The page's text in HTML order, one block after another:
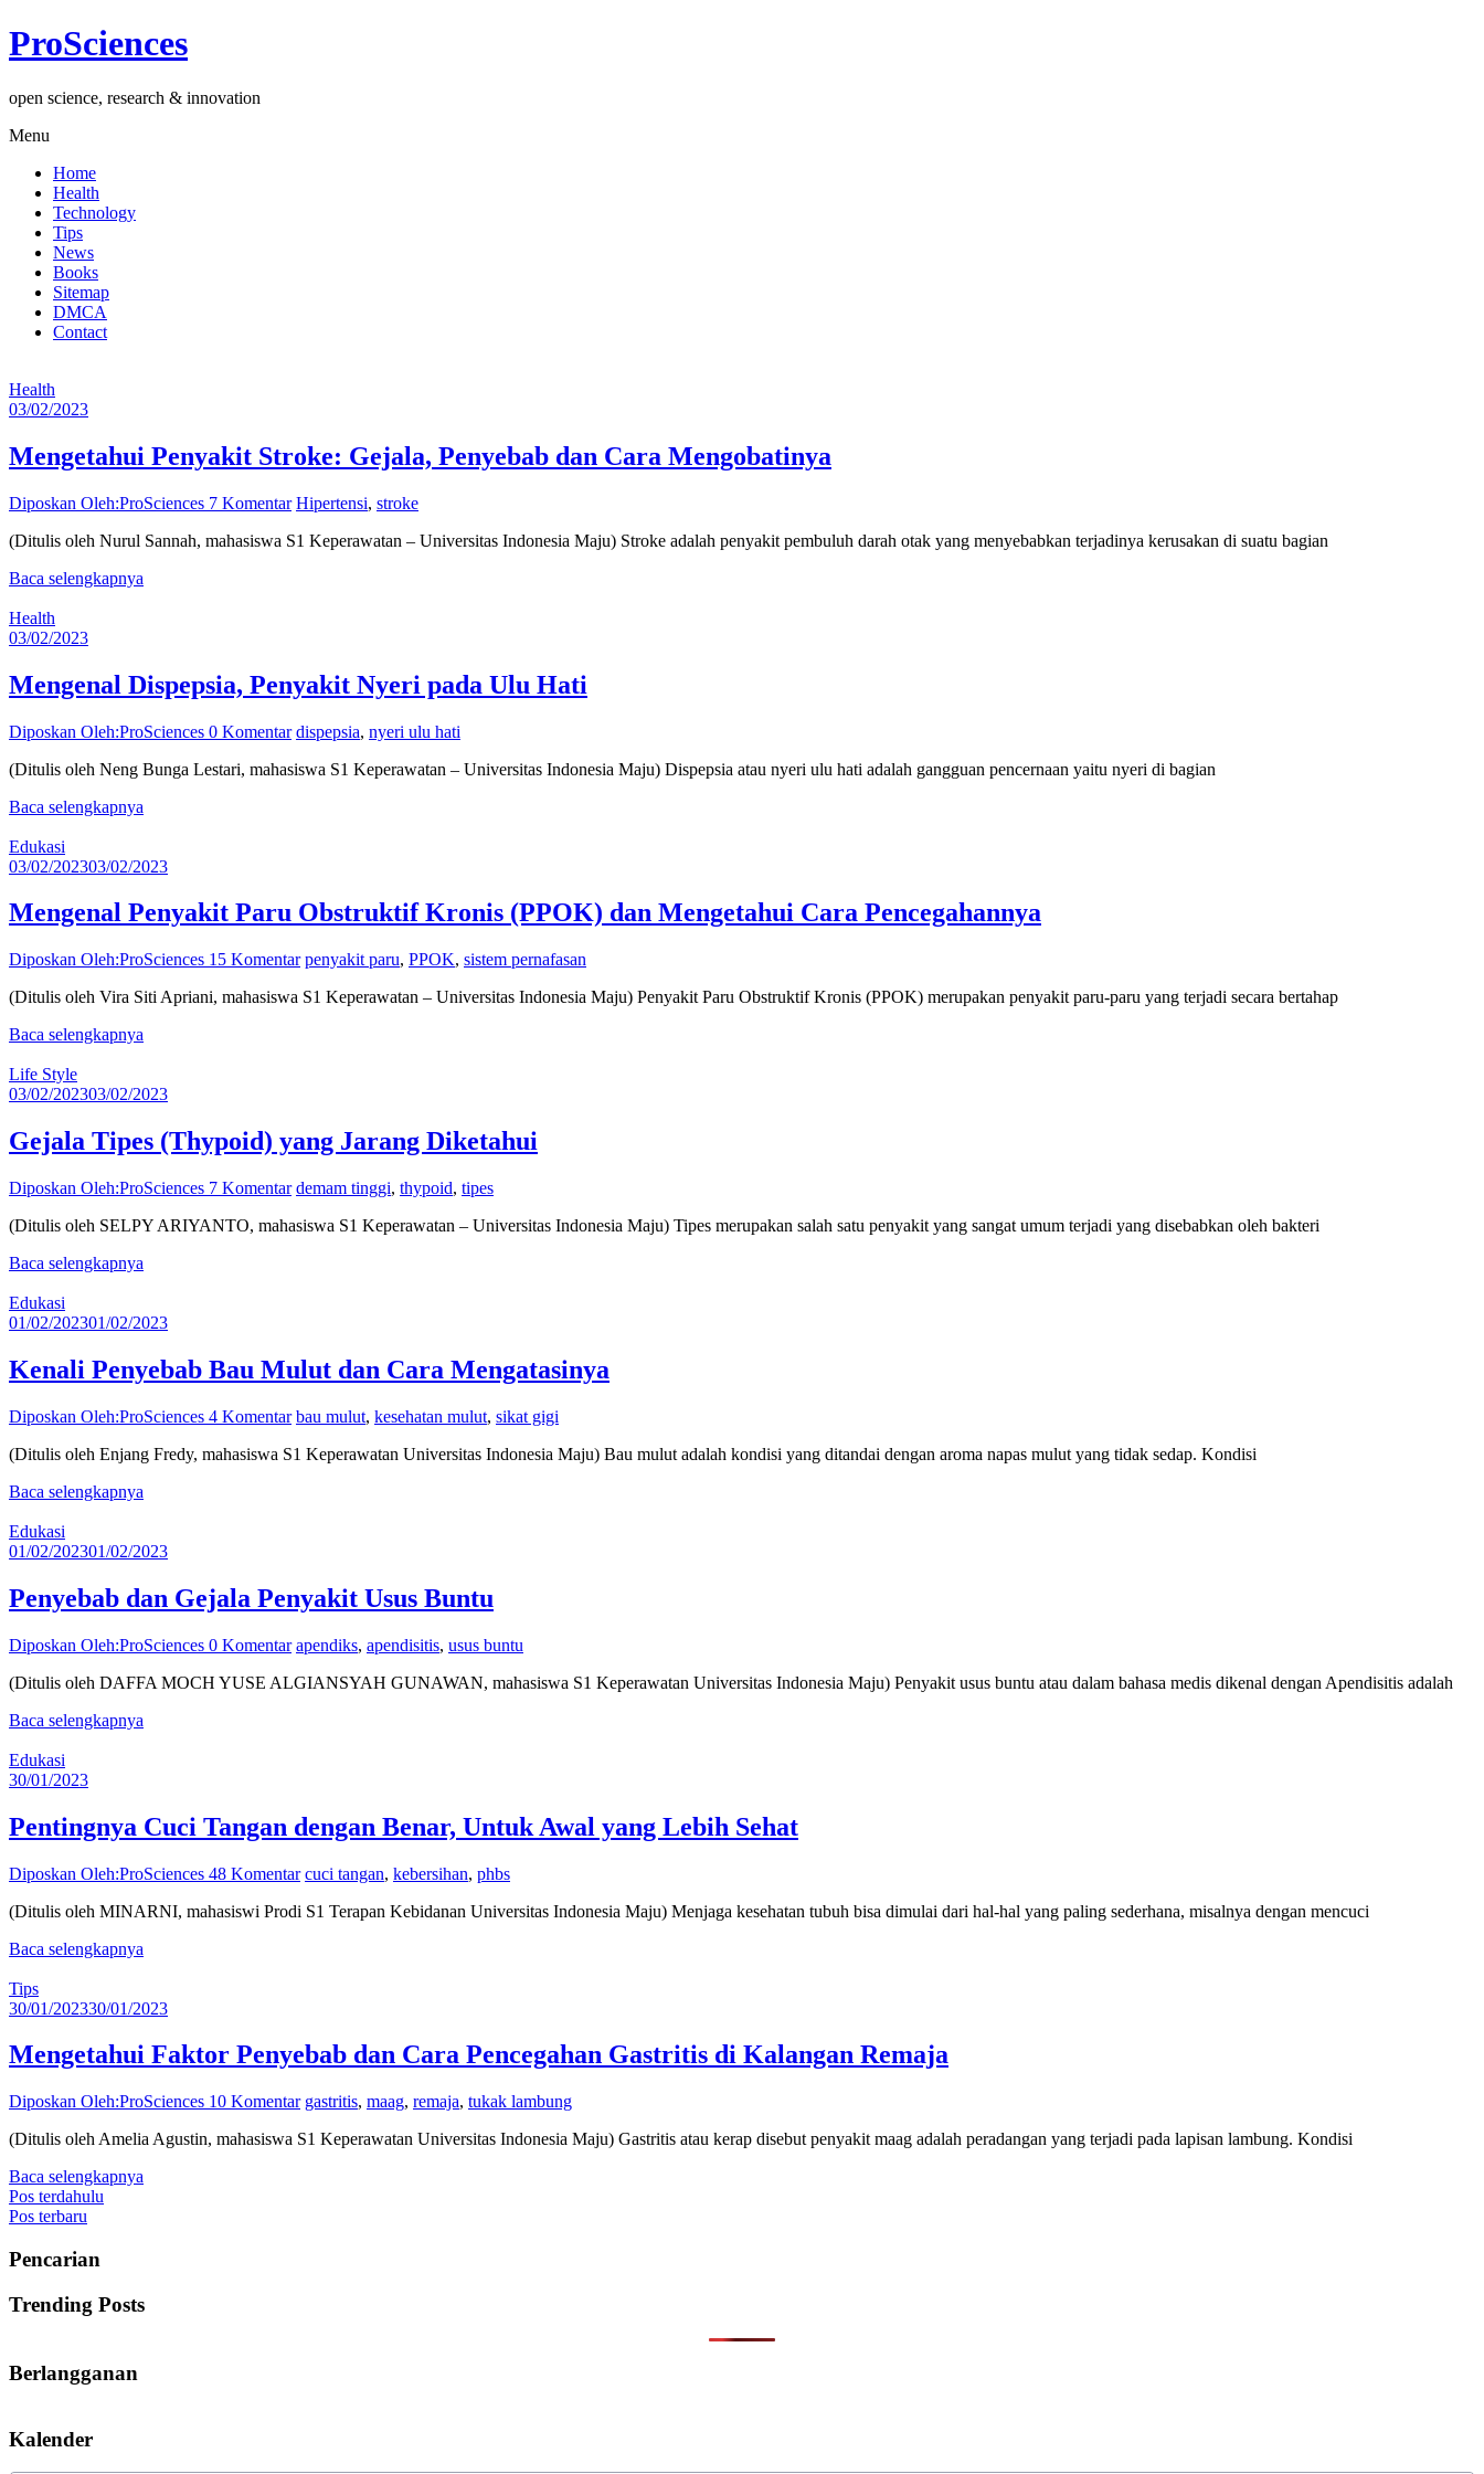
Lompat
ke
ProSciences
open science, research & innovation
Menu
Home
Health
Technology
Tips
News
Books
Sitemap
DMCA
Contact
Health
03/02/2023
Mengetahui Penyakit Stroke: Gejala, Penyebab dan Cara Mengobatinya
Diposkan Oleh:ProSciences 7 Komentar Hipertensi, stroke
(Ditulis oleh Nurul Sannah, mahasiswa S1 Keperawatan – Universitas Indonesia Maju) Stroke adalah penyakit pembuluh darah otak yang menyebabkan terjadinya kerusakan di suatu bagian
Baca selengkapnya
Health
03/02/2023
Mengenal Dispepsia, Penyakit Nyeri pada Ulu Hati
Diposkan Oleh:ProSciences 0 Komentar dispepsia, nyeri ulu hati
(Ditulis oleh Neng Bunga Lestari, mahasiswa S1 Keperawatan – Universitas Indonesia Maju) Dispepsia atau nyeri ulu hati adalah gangguan pencernaan yaitu nyeri di bagian
Baca selengkapnya
Edukasi
03/02/202303/02/2023
Mengenal Penyakit Paru Obstruktif Kronis (PPOK) dan Mengetahui Cara Pencegahannya
Diposkan Oleh:ProSciences 15 Komentar penyakit paru, PPOK, sistem pernafasan
(Ditulis oleh Vira Siti Apriani, mahasiswa S1 Keperawatan – Universitas Indonesia Maju) Penyakit Paru Obstruktif Kronis (PPOK) merupakan penyakit paru-paru yang terjadi secara bertahap
Baca selengkapnya
Life Style
03/02/202303/02/2023
Gejala Tipes (Thypoid) yang Jarang Diketahui
Diposkan Oleh:ProSciences 7 Komentar demam tinggi, thypoid, tipes
(Ditulis oleh SELPY ARIYANTO, mahasiswa S1 Keperawatan – Universitas Indonesia Maju) Tipes merupakan salah satu penyakit yang sangat umum terjadi yang disebabkan oleh bakteri
Baca selengkapnya
Edukasi
01/02/202301/02/2023
Kenali Penyebab Bau Mulut dan Cara Mengatasinya
Diposkan Oleh:ProSciences 4 Komentar bau mulut, kesehatan mulut, sikat gigi
(Ditulis oleh Enjang Fredy, mahasiswa S1 Keperawatan Universitas Indonesia Maju) Bau mulut adalah kondisi yang ditandai dengan aroma napas mulut yang tidak sedap. Kondisi
Baca selengkapnya
Edukasi
01/02/202301/02/2023
Penyebab dan Gejala Penyakit Usus Buntu
Diposkan Oleh:ProSciences 0 Komentar apendiks, apendisitis, usus buntu
(Ditulis oleh DAFFA MOCH YUSE ALGIANSYAH GUNAWAN, mahasiswa S1 Keperawatan Universitas Indonesia Maju) Penyakit usus buntu atau dalam bahasa medis dikenal dengan Apendisitis adalah
Baca selengkapnya
Edukasi
30/01/2023
Pentingnya Cuci Tangan dengan Benar, Untuk Awal yang Lebih Sehat
Diposkan Oleh:ProSciences 48 Komentar cuci tangan, kebersihan, phbs
(Ditulis oleh MINARNI, mahasiswi Prodi S1 Terapan Kebidanan Universitas Indonesia Maju) Menjaga kesehatan tubuh bisa dimulai dari hal-hal yang paling sederhana, misalnya dengan mencuci
Baca selengkapnya
Tips
30/01/202330/01/2023
Mengetahui Faktor Penyebab dan Cara Pencegahan Gastritis di Kalangan Remaja
Diposkan Oleh:ProSciences 10 Komentar gastritis, maag, remaja, tukak lambung
(Ditulis oleh Amelia Agustin, mahasiswa S1 Keperawatan Universitas Indonesia Maju) Gastritis atau kerap disebut penyakit maag adalah peradangan yang terjadi pada lapisan lambung. Kondisi
Baca selengkapnya
Navigasi
pos
Pos terdahulu
Pos terbaru
Pencarian
Trending Posts
Berlangganan
Kalender